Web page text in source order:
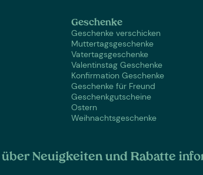
Geschenke
Geschenke verschicken
Muttertagsgeschenke
Vatertagsgeschenke
Valentinstag Geschenke
Konfirmation Geschenke
Geschenke für Freund
Geschenkgutscheine
Ostern
Weihnachtsgeschenke
Neuigkeiten und Rabatte